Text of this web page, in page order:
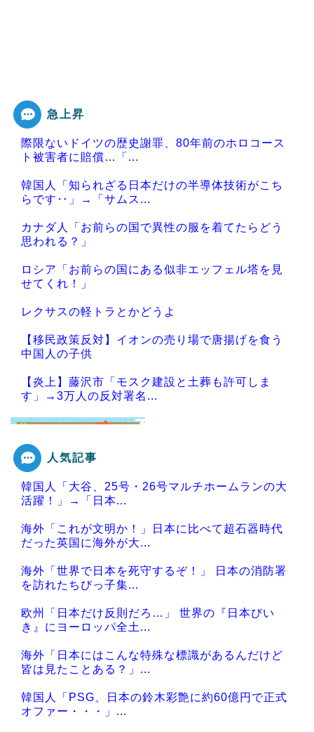
急上昇
際限ないドイツの歴史謝罪、80年前のホロコース
ト被害者に賠償…「...
韓国人「知られざる日本だけの半導体技術がこち
らです‥」→「サムス...
カナダ人「お前らの国で異性の服を着てたらどう
思われる？」
ロシア「お前らの国にある似非エッフェル塔を見
せてくれ！」
レクサスの軽トラとかどうよ
【移民政策反対】イオンの売り場で唐揚げを食う
中国人の子供
【炎上】藤沢市「モスク建設と土葬も許可しま
す」→3万人の反対署名...
Powered by livedoor 相互RSS
人気記事
韓国人「大谷、25号・26号マルチホームランの大
活躍！」→「日本...
海外「これが文明か！」日本に比べて超石器時代
だった英国に海外が大...
海外「世界で日本を死守するぞ！」 日本の消防署
を訪れたちびっ子集...
欧州「日本だけ反則だろ…」 世界の『日本びい
き』にヨーロッパ全土...
海外「日本にはこんな特殊な標識があるんだけど
皆は見たことある？」...
韓国人「PSG、日本の鈴木彩艶に約60億円で正式
オファー・・・」...